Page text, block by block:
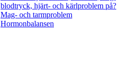
blodtryck, hjärt- och kärlproblem på?
Mag- och tarmproblem
Hormonbalansen